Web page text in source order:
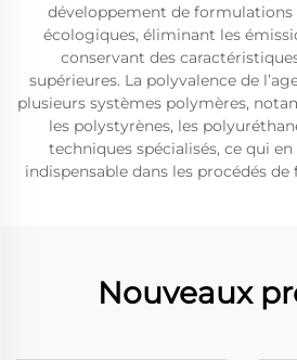
développement de formulations
écologiques, éliminant les
conservant des
supérieures. La polyvalence de
plusieurs systèmes polymères,
les polystyrènes, les
techniques spécialisés, ce qui
indispensable dans les procédés
Nouveaux